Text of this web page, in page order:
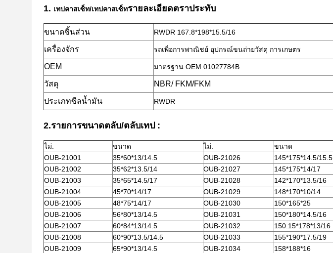
1. เทปคาสเซ็ท/เทปคาสเซ็ทรายละเอียดตราประทับ
ขนาดชิ้นส่วน RWDR 167.8*198*15.5/16
เครื่องจักร รถเพื่อการพาณิชย์ อุปกรณ์ขนถ่ายวัสดุ การเกษตร
OEM มาตรฐาน OEM 01027784B
วัสดุ NBR/ FKM/FKM
ประเภทซีลน้ำมัน RWDR
2.รายการขนาดตลับ/ตลับเทป :
ไม่. ขนาด ไม่.
ขนาด
OUB-21001
35*60*13/14.5 OUB-21026
145*175*14.5/15.5
OUB-21002
35*62*13.5/14 OUB-21027
145*175*14/17
OUB-21003
35*65*14.5/17 OUB-21028
142*170*13.5/16
OUB-21004
45*70*14/17 OUB-21029
148*170*10/14
OUB-21005
48*75*14/17 OUB-21030
150*165*25
OUB-21006
56*80*13/14.5 OUB-21031
150*180*14.5/16
OUB-21007
60*84*13/14.5 OUB-21032
150.15*178*13/16
OUB-21008
60*90*13.5/14.5 OUB-21033
155*190*17.5/19
OUB-21009
65*90*13/14.5 OUB-21034
158*188*16